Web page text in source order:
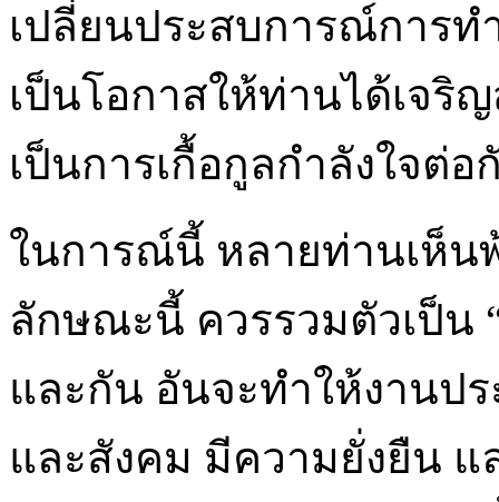
เปลี่ยนประสบการณ์การท
เป็นโอกาสให้ท่านได้เจริ
เป็นการเกื้อกูลกำลังใจต่
ในการณ์นี้ หลายท่านเห็น
ลักษณะนี้ ควรรวมตัวเป็น
และกัน อันจะทำให้งานป
และสังคม มีความยั่งยืน แ